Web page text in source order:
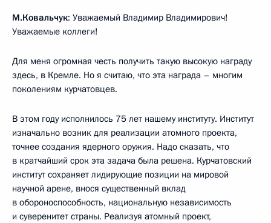
М.Ковальчук: Уважаемый Владимир Владимирович!
Уважаемые коллеги!
Для меня огромная честь получить такую высокую награду
здесь, в Кремле. Но я считаю, что эта награда – многим
поколениям курчатовцев.
В этом году исполнилось 75 лет нашему институту. Институт
изначально возник для реализации атомного проекта,
точнее создания ядерного оружия. Надо сказать, что
в кратчайший срок эта задача была решена. Курчатовский
институт сохраняет лидирующие позиции на мировой
научной арене, внося существенный вклад
в обороноспособность, национальную независимость
и суверенитет страны. Реализуя атомный проект,